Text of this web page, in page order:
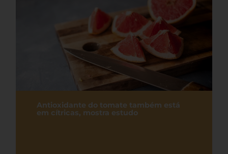
Antioxidante do tomate também está
em cítricas, mostra estudo